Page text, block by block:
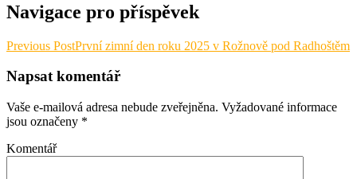
Navigace pro příspěvek
Previous PostPrvní zimní den roku 2025 v Rožnově pod Radhoštěm
Napsat komentář
Vaše e-mailová adresa nebude zveřejněna. Vyžadované informace
jsou označeny *
Komentář